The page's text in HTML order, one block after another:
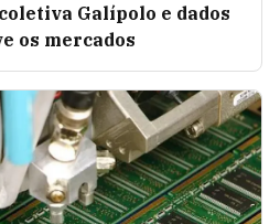
Galípolo e dados
os mercados